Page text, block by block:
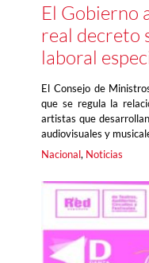
El Gobierno
real decreto
laboral
El Consejo de
que se regula la
artistas que
audiovisuales y
Nacional, Noticias